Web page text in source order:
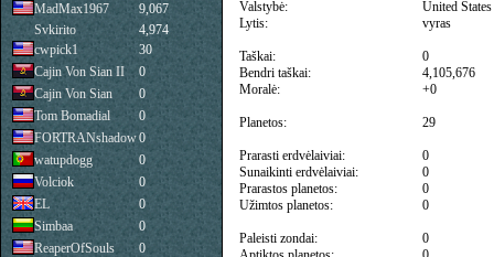
Valstybė:
Lytis:
Taškai:
Bendri taškai:
Moralė:
Planetos:
Prarasti erdvėlaiviai:
Sunaikinti erdvėlaiviai:
Prarastos planetos:
Užimtos planetos:
Paleisti zondai:
United States
vyras
0
4,105,676
+0
29
0
0
0
0
0
MadMax1967
9,067
Svkirito
4,974
cwpick1
30
Cajin Von Sian II
0
Cajin Von Sian
0
Tom Bomadial
0
FORTRANshadow0
watupdogg
0
Volciok
0
EL
0
Simbaa
0
ReaperOfSouls
0